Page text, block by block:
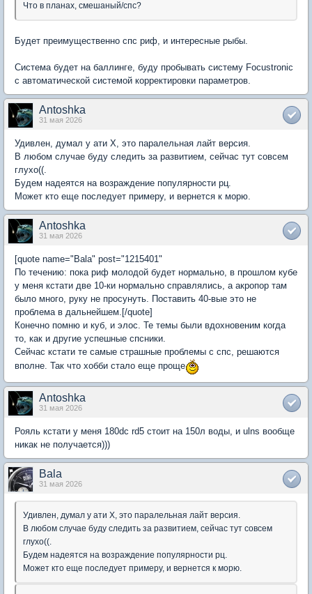
Что в планах, смешаный/спс?
Будет преимущественно спс риф, и интересные рыбы.
Система будет на баллинге, буду пробывать систему Focustronic
с автоматической системой корректировки параметров.
Antoshka
31 мая 2026
Удивлен, думал у ати Х, это паралельная лайт версия.
В любом случае буду следить за развитием, сейчас тут совсем
глухо((.
Будем надеятся на возраждение популярности рц.
Может кто еще последует примеру, и вернется к морю.
Antoshka
31 мая 2026
[quote name="Bala" post="1215401"
По течению: пока риф молодой будет нормально, в прошлом кубе
у меня кстати две 10-ки нормально справлялись, а акропор там
было много, руку не просунуть. Поставить 40-вые это не
проблема в дальнейшем.[/quote]
Конечно помню и куб, и элос. Те темы были вдохновеним когда
то, как и другие успешные спсники.
Сейчас кстати те самые страшные проблемы с спс, решаются
вполне. Так что хобби стало еще проще
Antoshka
31 мая 2026
Рояль кстати у меня 180dc rd5 стоит на 150л воды, и ulns вообще
никак не получается)))
Bala
31 мая 2026
Удивлен, думал у ати Х, это паралельная лайт версия.
В любом случае буду следить за развитием, сейчас тут совсем
глухо((.
Будем надеятся на возраждение популярности рц.
Может кто еще последует примеру, и вернется к морю.